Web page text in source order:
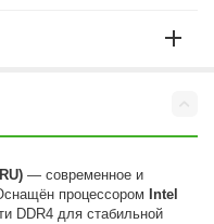
— современное и
процессором Intel
DDR4 для стабильной